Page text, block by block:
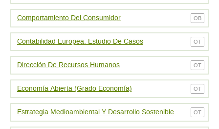
Comportamiento Del Consumidor OB
Contabilidad Europea: Estudio De Casos OT
Dirección De Recursos Humanos OT
Economía Abierta (Grado Economía) OT
Estrategia Medioambiental Y Desarrollo Sostenible OT